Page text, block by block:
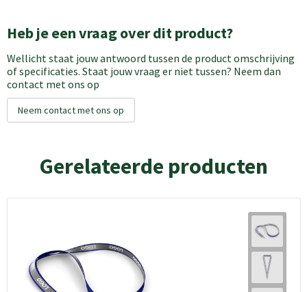
Heb je een vraag over dit product?
Wellicht staat jouw antwoord tussen de product omschrijving
of specificaties. Staat jouw vraag er niet tussen? Neem dan
contact met ons op
Neem contact met ons op
Gerelateerde producten